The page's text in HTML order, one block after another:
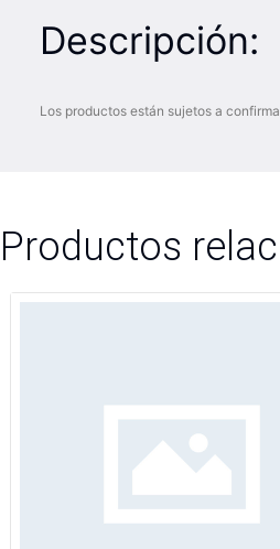
Descripción:
Los productos están sujetos a
Productos